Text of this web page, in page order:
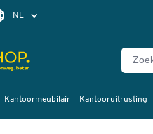
NL
Kantoormeubilair Kantooruitrusting